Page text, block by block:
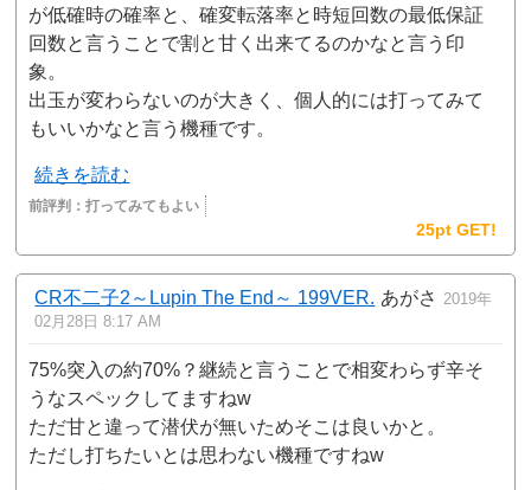
が低確時の確率と、確変転落率と時短回数の最低保証
回数と言うことで割と甘く出来てるのかなと言う印
象。
出玉が変わらないのが大きく、個人的には打ってみて
もいいかなと言う機種です。
続きを読む
前評判：打ってみてもよい
25pt GET!
CR不二子2～Lupin The End～ 199VER. あがさ 2019年
02月28日 8:17 AM
75%突入の約70%？継続と言うことで相変わらず辛そ
うなスペックしてますねw
ただ甘と違って潜伏が無いためそこは良いかと。
ただし打ちたいとは思わない機種ですねw